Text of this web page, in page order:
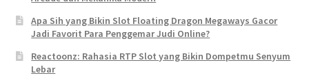
Apa Sih yang Bikin Slot Floating Dragon Megaways Gacor
Jadi Favorit Para Penggemar Judi Online?
Reactoonz: Rahasia RTP Slot yang Bikin Dompetmu Senyum
Lebar